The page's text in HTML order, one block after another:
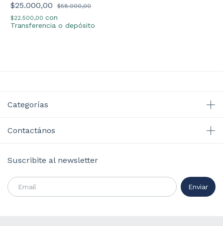
$25.000,00
$58.000,00
$22.500,00 con
Transferencia o depósito
Categorías
Contactános
Suscribite al newsletter